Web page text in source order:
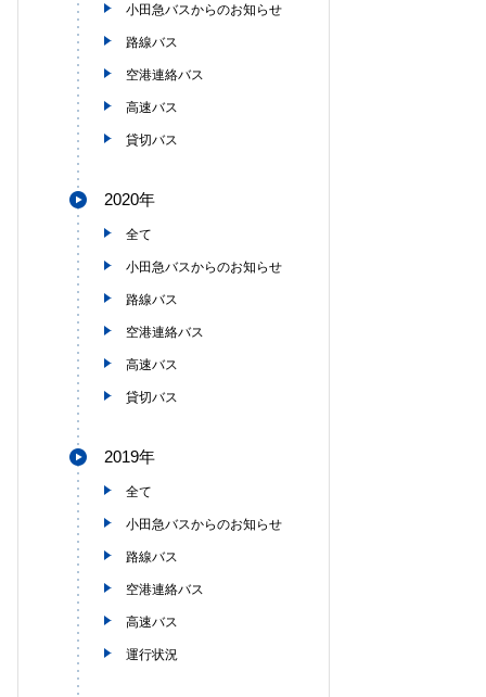
小田急バスからのお知らせ
路線バス
空港連絡バス
高速バス
貸切バス
2020年
全て
小田急バスからのお知らせ
路線バス
空港連絡バス
高速バス
貸切バス
2019年
全て
小田急バスからのお知らせ
路線バス
空港連絡バス
高速バス
運行状況